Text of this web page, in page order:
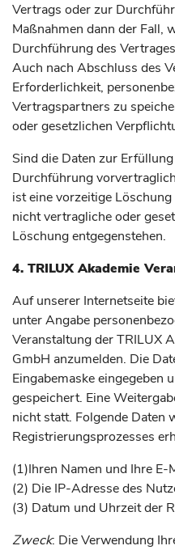
Vertrags oder zur
Maßnahmen dann der Fall,
Durchführung des
Auch nach Abschluss des
Erforderlichkeit,
Vertragspartners zu
oder gesetzlichen
Sind die Daten zur
Durchführung
ist eine vorzeitige
nicht vertragliche oder
Löschung entgegenstehen.
4. TRILUX Akademie
Auf unserer Internetseite
unter Angabe
Veranstaltung der TRILUX
GmbH anzumelden. Die
Eingabemaske eingegeben
gespeichert. Eine
nicht statt. Folgende Daten
Registrierungsprozesses
(1)Ihren Namen und Ihre
(2) Die IP-Adresse des
(3) Datum und Uhrzeit der
Zweck: Die Verwendung